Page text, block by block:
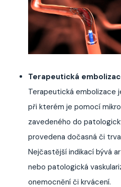
Terapeutická
Terapeutická embolizace
při kterém je pomocí
zavedeného do
provedena dočasná či
Nejčastější indikací bývá
nebo patologická
onemocnění či krvácení.